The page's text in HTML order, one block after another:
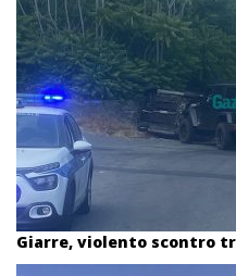
Giarre, violento scontro